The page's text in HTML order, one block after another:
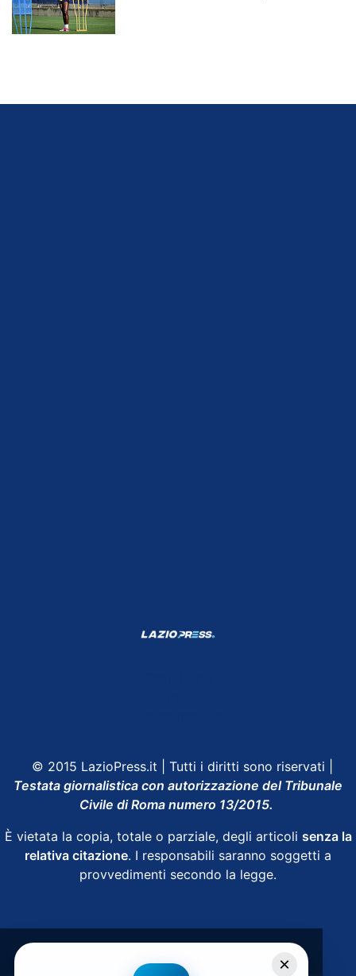
© 2015 LazioPress.it | Tutti i diritti sono riservati |
Testata giornalistica con autorizzazione del Tribunale
Civile di Roma numero 13/2015.
È vietata la copia, totale o parziale, degli articoli senza la
relativa citazione. I responsabili saranno soggetti a
provvedimenti secondo la legge.
×